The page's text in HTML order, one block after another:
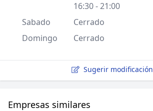
16:30 - 21:00
Sabado
Cerrado
Domingo
Cerrado
Sugerir modificación
Empresas similares